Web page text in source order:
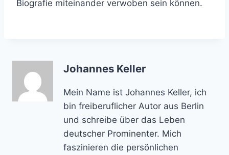
Biografie miteinander verwoben sein können.
Johannes Keller
Mein Name ist Johannes Keller, ich
bin freiberuflicher Autor aus Berlin
und schreibe über das Leben
deutscher Prominenter. Mich
faszinieren die persönlichen